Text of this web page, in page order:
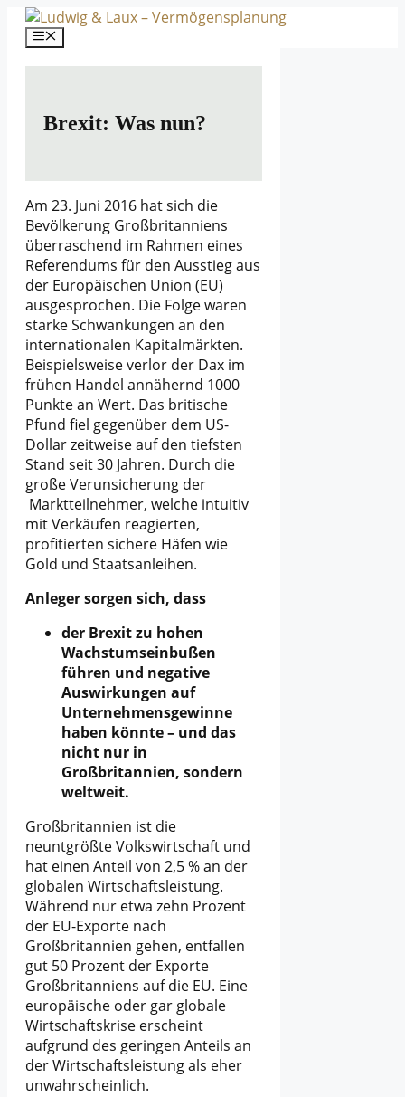
Zum
Inhalt
Menü
Brexit: Was nun?
Am 23. Juni 2016 hat sich die
Bevölkerung Großbritanniens
überraschend im Rahmen eines
Referendums für den Ausstieg aus
der Europäischen Union (EU)
ausgesprochen. Die Folge waren
starke Schwankungen an den
internationalen Kapitalmärkten.
Beispielsweise verlor der Dax im
frühen Handel annähernd 1000
Punkte an Wert. Das britische
Pfund fiel gegenüber dem US-
Dollar zeitweise auf den tiefsten
Stand seit 30 Jahren. Durch die
große Verunsicherung der
Marktteilnehmer, welche intuitiv
mit Verkäufen reagierten,
profitierten sichere Häfen wie
Gold und Staatsanleihen.
Anleger sorgen sich, dass
der Brexit zu hohen
Wachstumseinbußen
führen und negative
Auswirkungen auf
Unternehmensgewinne
haben könnte – und das
nicht nur in
Großbritannien, sondern
weltweit.
Großbritannien ist die
neuntgrößte Volkswirtschaft und
hat einen Anteil von 2,5 % an der
globalen Wirtschaftsleistung.
Während nur etwa zehn Prozent
der EU-Exporte nach
Großbritannien gehen, entfallen
gut 50 Prozent der Exporte
Großbritanniens auf die EU. Eine
europäische oder gar globale
Wirtschaftskrise erscheint
aufgrund des geringen Anteils an
der Wirtschaftsleistung als eher
unwahrscheinlich.